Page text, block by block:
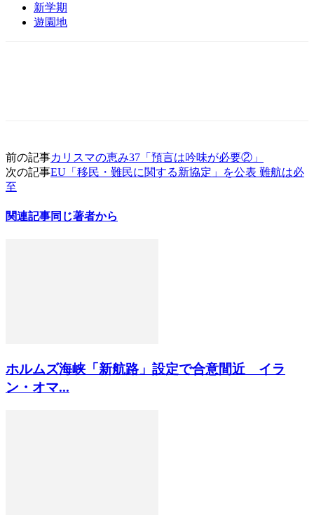
新学期
遊園地
前の記事カリスマの恵み37「預言は吟味が必要②」
次の記事EU「移民・難民に関する新協定」を公表 難航は必
至
関連記事同じ著者から
ホルムズ海峡「新航路」設定で合意間近 イラ
ン・オマ...